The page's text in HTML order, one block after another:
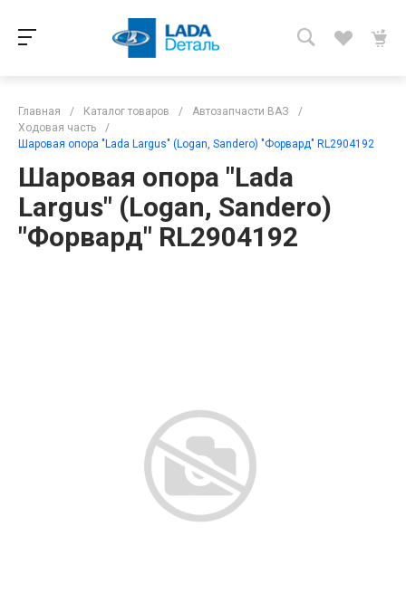
Главная / Каталог товаров / Автозапчасти ВАЗ
/
Ходовая часть
/
Шаровая опора "Lada Largus" (Logan, Sandero) "Форвард" RL2904192
Шаровая опора "Lada
Largus" (Logan, Sandero)
"Форвард" RL2904192